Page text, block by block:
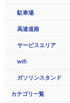
駐車場
高速道路
サービスエリア
wifi
ガソリンスタンド
カテゴリ一覧